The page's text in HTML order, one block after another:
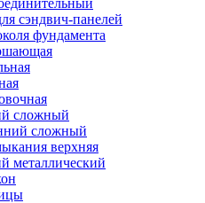
сэндвич-панелей
фундамента
сложный
сложный
верхняя
металлический